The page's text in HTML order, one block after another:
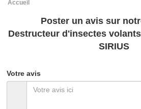
Accueil
Poster un avis sur
Destructeur d'insectes
SIRIUS
Votre avis